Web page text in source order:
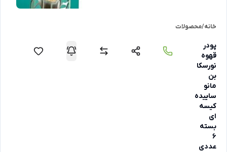
خانه/محصولات
پودر
قهوه
نورسکا
بن
مانو
ساییده
کیسه
ای
بسته
6
عددی